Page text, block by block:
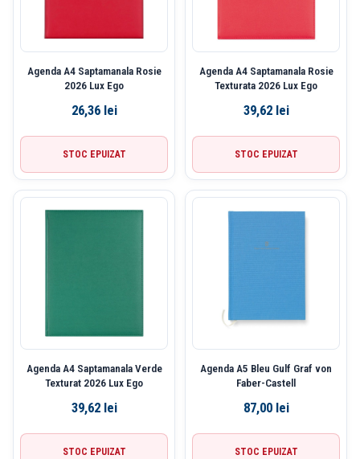
Agenda A4 Saptamanala Rosie
2026 Lux Ego
26,36 lei
STOC EPUIZAT
Agenda A4 Saptamanala Rosie
Texturata 2026 Lux Ego
39,62 lei
STOC EPUIZAT
Agenda A4 Saptamanala Verde
Texturat 2026 Lux Ego
39,62 lei
STOC EPUIZAT
Agenda A5 Bleu Gulf Graf von
Faber-Castell
87,00 lei
STOC EPUIZAT